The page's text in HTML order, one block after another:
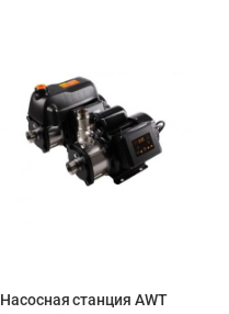
Насосная станция AWT